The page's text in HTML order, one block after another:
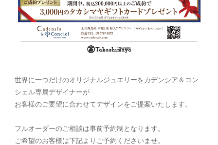
世界に一つだけのオリジナルジュエリーをカデンシア＆コン
シェル専属デザイナーが
お客様のご要望に合わせてデザインをご提案いたします。
フルオーダーのご相談は事前予約制となります。
ご希望のお客様は下記よりご予約くださいませ。